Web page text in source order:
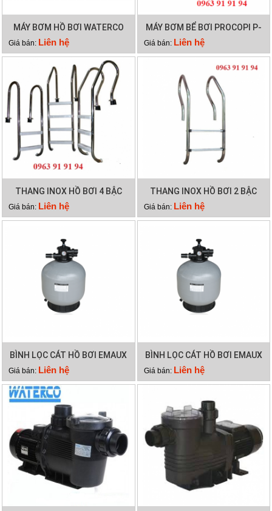
MÁY BƠM HỒ BƠI WATERCO
HYDROSTAR 300
Giá bán: Liên hệ
MÁY BƠM BỂ BƠI PROCOPI P-
AP 0.95HP
Giá bán: Liên hệ
THANG INOX HỒ BƠI 4 BẬC
Giá bán: Liên hệ
THANG INOX HỒ BƠI 2 BẬC
Giá bán: Liên hệ
BÌNH LỌC CÁT HỒ BƠI EMAUX
V800
Giá bán: Liên hệ
BÌNH LỌC CÁT HỒ BƠI EMAUX
V700
Giá bán: Liên hệ